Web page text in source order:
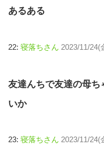
あるある
22: 寝落ちさん 2023/11/24(
友達んちで友達の母
いか
23: 寝落ちさん 2023/11/24(